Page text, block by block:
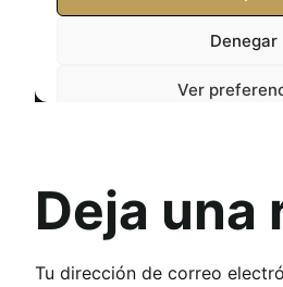
Deja una
Tu dirección de correo